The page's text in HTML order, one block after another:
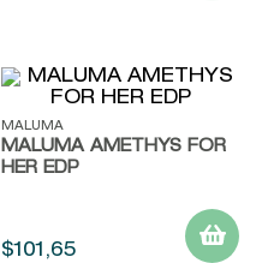
MALUMA
MALUMA AMETHYS FOR
HER EDP
$101 ,65